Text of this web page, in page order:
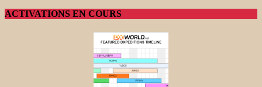
ACTIVATIONS EN COURS